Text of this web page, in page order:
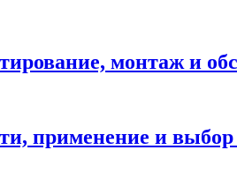
монтаж и
применение и